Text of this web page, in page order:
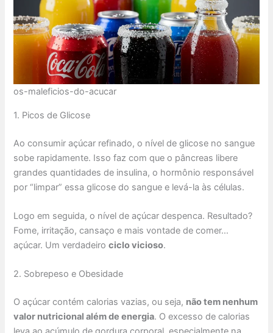
os-maleficios-do-acucar
1. Picos de Glicose
Ao consumir açúcar refinado, o nível de glicose no sangue
sobe rapidamente. Isso faz com que o pâncreas libere
grandes quantidades de insulina, o hormônio responsável
por “limpar” essa glicose do sangue e levá-la às células.
Logo em seguida, o nível de açúcar despenca. Resultado?
Fome, irritação, cansaço e mais vontade de comer…
açúcar. Um verdadeirociclo vicioso.
2. Sobrepeso e Obesidade
O açúcar contém calorias vazias, ou seja, não tem nenhum
valor nutricional além de energia. O excesso de calorias